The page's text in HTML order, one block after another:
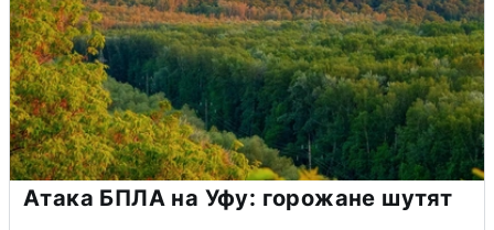
Атака БПЛА на Уфу: горожане шутят